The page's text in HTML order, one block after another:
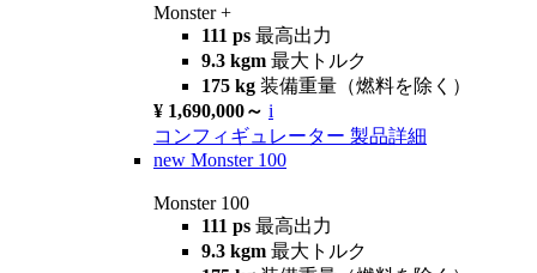
Monster +
111 ps 最高出力
9.3 kgm 最大トルク
175 kg 装備重量（燃料を除く）
¥ 1,690,000～ i
コンフィギュレーター 製品詳細
new Monster 100
Monster 100
111 ps 最高出力
9.3 kgm 最大トルク